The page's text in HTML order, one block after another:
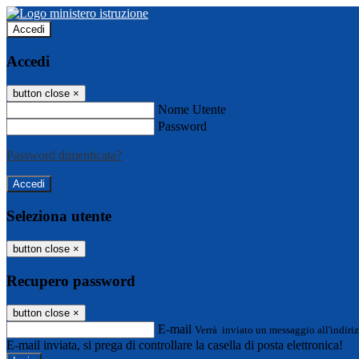
Accedi
Accedi
button close ×
Nome Utente
Password
Password dimenticata?
Seleziona utente
button close ×
Recupero password
button close ×
E-mail Verrà inviato un messaggio
E-mail inviata, si prega di controllare la casella di posta elettronica!